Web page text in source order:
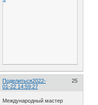
Поделиться 25
2022-
01-22 14:59:27
Международный мастер